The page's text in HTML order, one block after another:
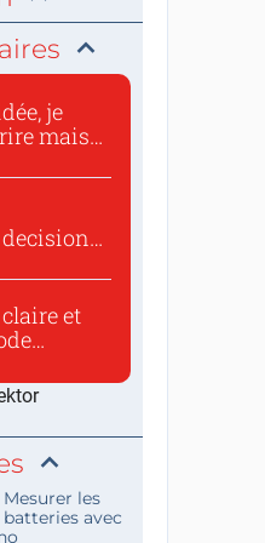
je
mais
decision
et
les
avec